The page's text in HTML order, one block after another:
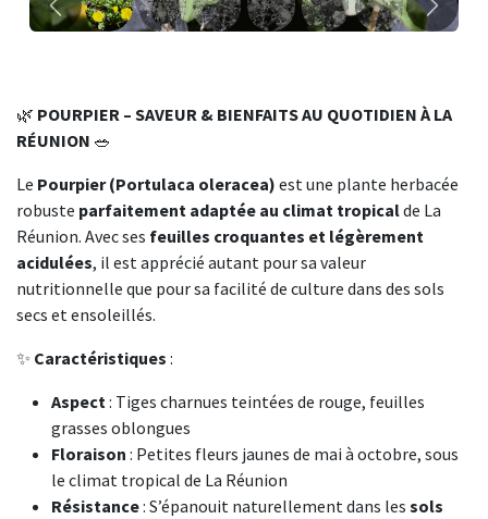
Précédent Suivant
🌿 POURPIER – SAVEUR & BIENFAITS AU QUOTIDIEN À LA
RÉUNION 🥗
Le Pourpier (Portulaca oleracea) est une plante herbacée
robuste parfaitement adaptée au climat tropicalde La
Réunion. Avec ses feuilles croquantes et légèrement
acidulées, il est apprécié autant pour sa valeur
nutritionnelle que pour sa facilité de culture dans des sols
secs et ensoleillés.
✨ Caractéristiques :
Aspect : Tiges charnues teintées de rouge, feuilles
grasses oblongues
Floraison : Petites fleurs jaunes de mai à octobre, sous
le climat tropical de La Réunion
Résistance: S’épanouit naturellement dans les sols